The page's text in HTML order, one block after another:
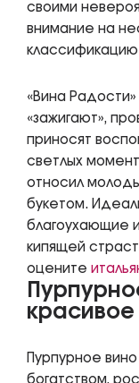
своими
внимание на
«Вина
«зажигают»,
приносят
светлых
относил
букетом.
благоухающие
кипящей
оцените
красивое
Пурпурное
богатством,